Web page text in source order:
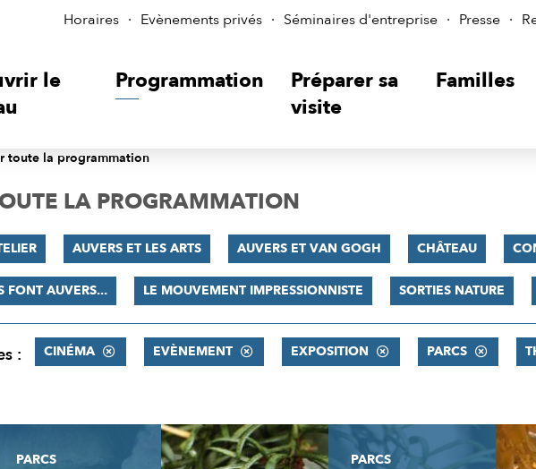
Horaires Evènements privés Séminaires d'entreprise Presse
le
Programmation
Préparer sa
visite
Familles
toute la programmation
LA PROGRAMMATION
AUVERS ET LES ARTS AUVERS ET VAN GOGH CHÂTEAU
FONT AUVERS... LE MOUVEMENT IMPRESSIONNISTE SORTIES NATURE
: CINÉMA EVÈNEMENT EXPOSITION PARCS
PARCS
PARCS